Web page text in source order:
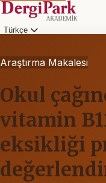
Türkçe
Araştırma Makalesi
Okul
vitamin
eksikliği